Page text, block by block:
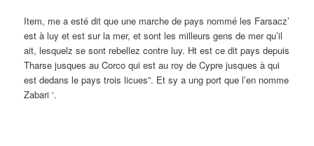
Item, me a esté dit que une marche de pays nommé les Farsacz’
est à luy et est sur la mer, et sont les milleurs gens de mer qu’il
ait, lesquelz se sont rebellez contre luy. Ht est ce dit pays depuis
Tharse jusques au Corco qui est au roy de Cypre jusques à qui
est dedans le pays trois licues”. Et sy a ung port que l’en nomme
Zabari ‘.